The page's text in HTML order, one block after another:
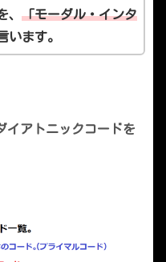
、「モーダル・インタ
います。
イアトニックコードを